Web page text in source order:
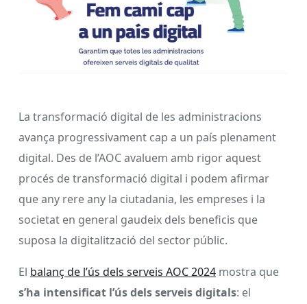
La transformació digital de les administracions
avança progressivament cap a un país plenament
digital. Des de l’AOC avaluem amb rigor aquest
procés de transformació digital i podem afirmar
que any rere any la ciutadania, les empreses i la
societat en general gaudeix dels beneficis que
suposa la digitalització del sector públic.
El balanç de l’ús dels serveis AOC 2024 mostra que
s’ha intensificat l’ús dels serveis digitals: el